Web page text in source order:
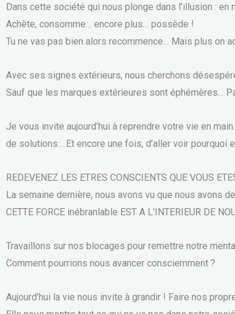
Dans cette société qui nous plonge dans l’illusion :
Achète, consomme… encore plus… possède !
Tu ne vas pas bien alors recommence… Mais plus on
Avec ses signes extérieurs, nous cherchons
Sauf que les marques extérieures sont éphémères…
Je vous invite aujourd’hui à reprendre votre vie en
de solutions… Et encore une fois, d’aller voir
REDEVENEZ LES ETRES CONSCIENTS QUE VOUS
La semaine dernière, nous avons vu que nous avons
CETTE FORCE inébranlable EST A L’INTERIEUR DE
Travaillons sur nos blocages pour remettre notre
Comment pourrions nous avancer consciemment ?
Aujourd’hui la vie nous invite à grandir ! Faire nos